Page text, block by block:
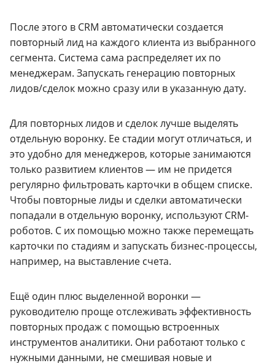
После этого в CRM автоматически создается
повторный лид на каждого клиента из выбранного
сегмента. Система сама распределяет их по
менеджерам. Запускать генерацию повторных
лидов/сделок можно сразу или в указанную дату.
Для повторных лидов и сделок лучше выделять
отдельную воронку. Ее стадии могут отличаться, и
это удобно для менеджеров, которые занимаются
только развитием клиентов — им не придется
регулярно фильтровать карточки в общем списке.
Чтобы повторные лиды и сделки автоматически
попадали в отдельную воронку, используют CRM-
роботов. С их помощью можно также перемещать
карточки по стадиям и запускать бизнес-процессы,
например, на выставление счета.
Ещё один плюс выделенной воронки —
руководителю проще отслеживать эффективность
повторных продаж с помощью встроенных
инструментов аналитики. Они работают только с
нужными данными, не смешивая новые и